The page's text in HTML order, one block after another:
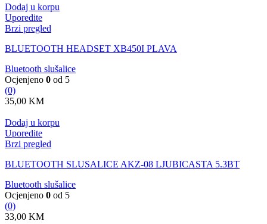
Dodaj u korpu
Uporedite
Brzi pregled
BLUETOOTH HEADSET XB450I PLAVA
Bluetooth slušalice
Ocjenjeno 0 od 5
(0)
35,00 KM
Dodaj u korpu
Uporedite
Brzi pregled
BLUETOOTH SLUSALICE AKZ-08 LJUBICASTA 5.3BT
Bluetooth slušalice
Ocjenjeno 0 od 5
(0)
33,00 KM